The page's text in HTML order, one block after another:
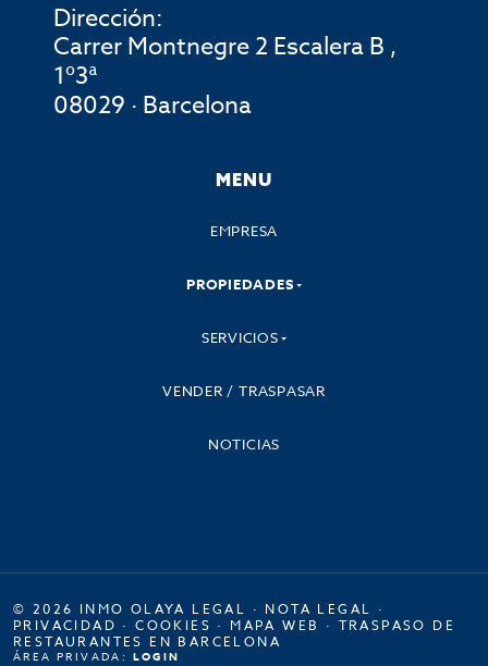
Dirección:
Carrer Montnegre 2 Escalera B ,
1º3ª
08029 · Barcelona
MENU
EMPRESA
PROPIEDADES
SERVICIOS
VENDER / TRASPASAR
NOTICIAS
© 2026 INMO OLAYA LEGAL · NOTA LEGAL ·
PRIVACIDAD ·COOKIES · MAPA WEB · TRASPASO DE
RESTAURANTES EN BARCELONA
ÁREA PRIVADA: LOGIN